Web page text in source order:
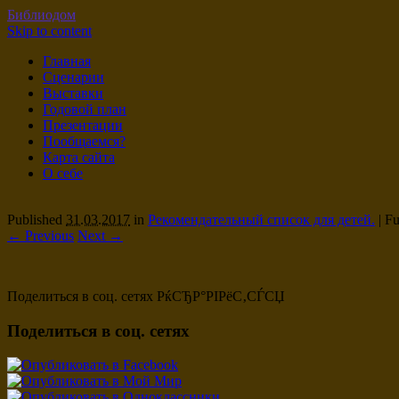
Библиодом
Skip to content
Главная
Сценарии
Выставки
Годовой план
Презентации
Пообщаемся?
Карта сайта
О себе
Published 31.03.2017 in Рекомендательный список для детей. |
← Previous Next →
Поделиться в соц. сетях РќСЂР°РІРёС‚СЃСЏ
Поделиться в соц. сетях